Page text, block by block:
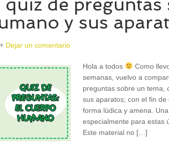
y sus
Dejar un comentario
Hola a todos
Como
semanas, vuelvo a
preguntas sobre un tema,
sus aparatos; con el fin
forma lúdica y amena.
especialmente para estas
Este material no […]